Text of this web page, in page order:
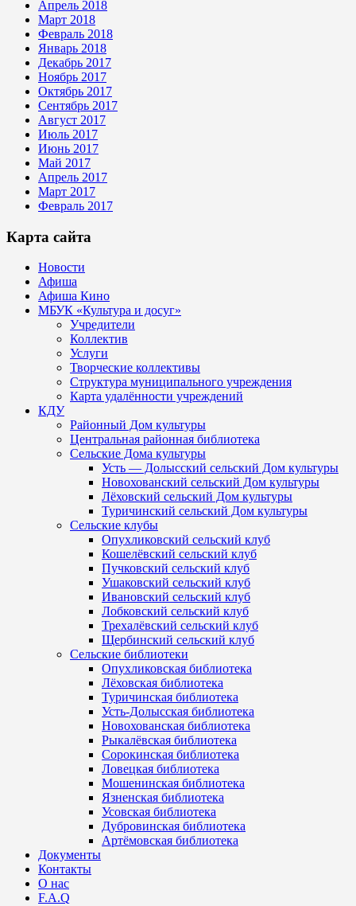
Апрель 2018
Март 2018
Февраль 2018
Январь 2018
Декабрь 2017
Ноябрь 2017
Октябрь 2017
Сентябрь 2017
Август 2017
Июль 2017
Июнь 2017
Май 2017
Апрель 2017
Март 2017
Февраль 2017
Карта сайта
Новости
Афиша
Афиша Кино
МБУК «Культура и досуг»
Учредители
Коллектив
Услуги
Творческие коллективы
Структура муниципального учреждения
Карта удалённости учреждений
КДУ
Районный Дом культуры
Центральная районная библиотека
Сельские Дома культуры
Усть — Долысский сельский Дом культуры
Новохованский сельский Дом культуры
Лёховский сельский Дом культуры
Туричинский сельский Дом культуры
Сельские клубы
Опухликовский сельский клуб
Кошелёвский сельский клуб
Пучковский сельский клуб
Ушаковский сельский клуб
Ивановский сельский клуб
Лобковский сельский клуб
Трехалёвский сельский клуб
Щербинский сельский клуб
Сельские библиотеки
Опухликовская библиотека
Лёховская библиотека
Туричинская библиотека
Усть-Долысская библиотека
Новохованская библиотека
Рыкалёвская библиотека
Сорокинская библиотека
Ловецкая библиотека
Мошенинская библиотека
Язненская библиотека
Усовская библиотека
Дубровинская библиотека
Артёмовская библиотека
Документы
Контакты
О нас
F.A.Q